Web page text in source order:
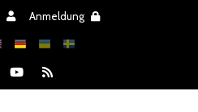
Anmeldung